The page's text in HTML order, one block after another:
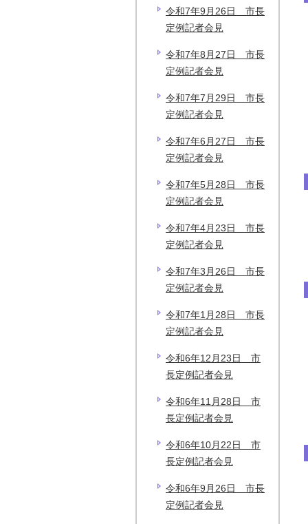
令和7年9月26日 市長
定例記者会見
令和7年8月27日 市長
定例記者会見
令和7年7月29日 市長
定例記者会見
令和7年6月27日 市長
定例記者会見
令和7年5月28日 市長
定例記者会見
令和7年4月23日 市長
定例記者会見
令和7年3月26日 市長
定例記者会見
令和7年1月28日 市長
定例記者会見
令和6年12月23日 市
長定例記者会見
令和6年11月28日 市
長定例記者会見
令和6年10月22日 市
長定例記者会見
令和6年9月26日 市長
定例記者会見